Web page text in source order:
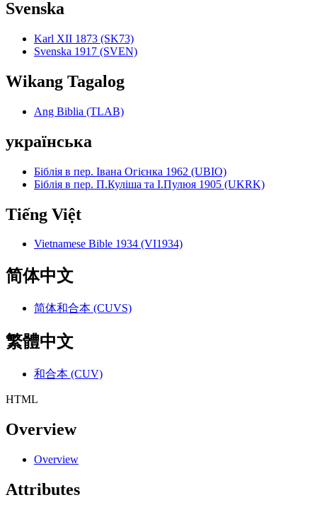
Svenska
Karl XII 1873 (SK73)
Svenska 1917 (SVEN)
Wikang Tagalog
Ang Biblia (TLAB)
українська
Біблія в пер. Івана Огієнка 1962 (UBIO)
Біблія в пер. П.Куліша та І.Пулюя 1905 (UKRK)
Tiếng Việt
Vietnamese Bible 1934 (VI1934)
简体中文
简体和合本 (CUVS)
繁體中文
和合本 (CUV)
HTML
Overview
Overview
Attributes